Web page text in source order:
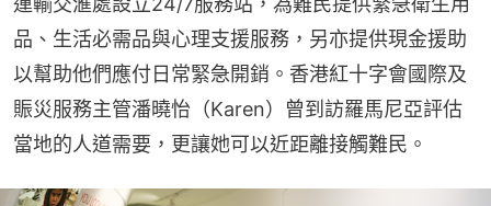
品、生活必需品與心理支援服務，另亦提供現金援助
以幫助他們應付日常緊急開銷。香港紅十字會國際及
賑災服務主管潘曉怡（Karen）曾到訪羅馬尼亞評估
當地的人道需要，更讓她可以近距離接觸難民。